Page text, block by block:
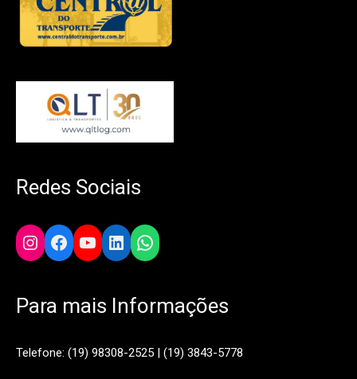
Redes Sociais
Instagram
Facebook
YouTube
LinkedIn
WhatsApp
Para mais Informações
Telefone: (19) 98308-2525 | (19) 3843-5778